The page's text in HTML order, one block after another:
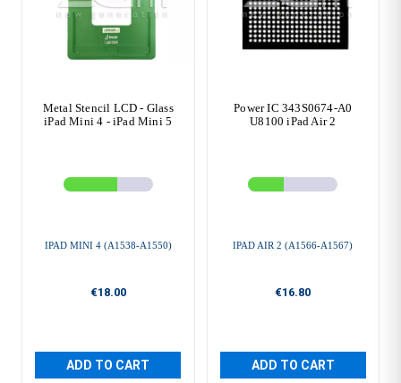
Metal Stencil LCD - Glass
iPad Mini 4 - iPad Mini 5
IPAD MINI 4 (A1538-A1550)
€18.00
ADD TO CART
Power IC 343S0674-A0
U8100 iPad Air 2
IPAD AIR 2 (A1566-A1567)
€16.80
ADD TO CART